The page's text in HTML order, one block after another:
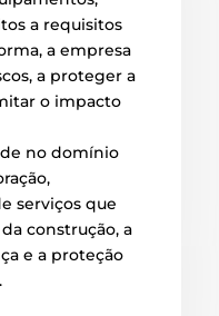
a requisitos
a empresa
a proteger a
o impacto
no domínio
serviços que
construção, a
e a proteção